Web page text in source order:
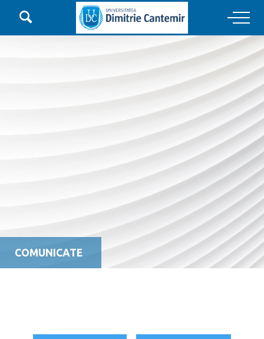

Main Navigation
COMUNICATE